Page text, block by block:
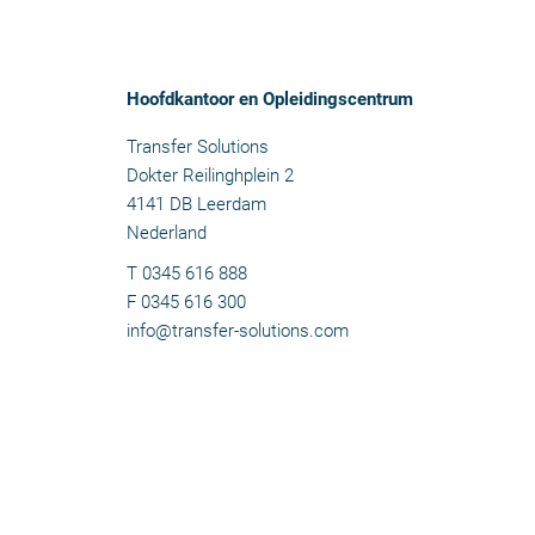
Hoofdkantoor en Opleidingscentrum
Transfer Solutions
Dokter Reilinghplein 2
4141 DB Leerdam
Nederland
T 0345 616 888
F 0345 616 300
info@transfer-solutions.com